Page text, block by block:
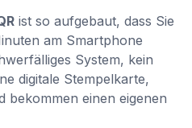
ist so aufgebaut, dass Sie
am Smartphone
System, kein
digitale Stempelkarte,
bekommen einen eigenen